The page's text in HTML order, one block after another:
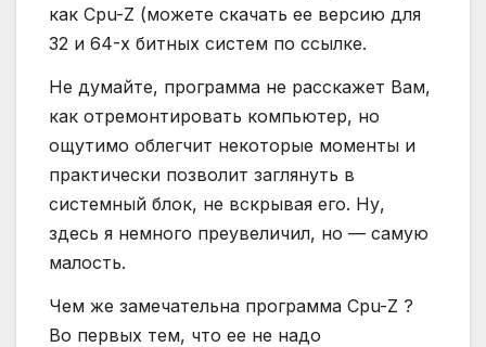
как Cpu-Z (можете скачать ее версию для
32 и 64-х битных систем по ссылке.
Не думайте, программа не расскажет Вам,
как отремонтировать компьютер, но
ощутимо облегчит некоторые моменты и
практически позволит заглянуть в
системный блок, не вскрывая его. Ну,
здесь я немного преувеличил, но — самую
малость.
Чем же замечательна программа Cpu-Z ?
Во первых тем, что ее не надо